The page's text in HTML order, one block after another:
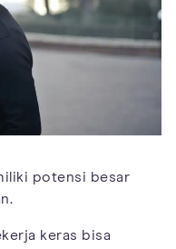
potensi besar
keras bisa